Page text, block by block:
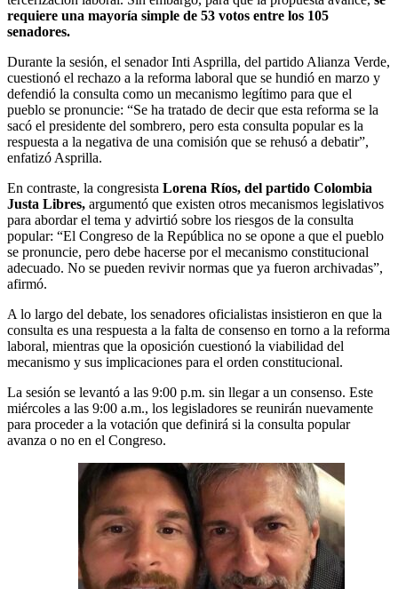
requiere una mayoría simple de 53 votos entre los 105
senadores.
Durante la sesión, el senador Inti Asprilla, del partido Alianza Verde,
cuestionó el rechazo a la reforma laboral que se hundió en marzo y
defendió la consulta como un mecanismo legítimo para que el
pueblo se pronuncie: “Se ha tratado de decir que esta reforma se la
sacó el presidente del sombrero, pero esta consulta popular es la
respuesta a la negativa de una comisión que se rehusó a debatir”,
enfatizó Asprilla.
En contraste, la congresista Lorena Ríos, del partido Colombia
Justa Libres, argumentó que existen otros mecanismos legislativos
para abordar el tema y advirtió sobre los riesgos de la consulta
popular: “El Congreso de la República no se opone a que el pueblo
se pronuncie, pero debe hacerse por el mecanismo constitucional
adecuado. No se pueden revivir normas que ya fueron archivadas”,
afirmó.
A lo largo del debate, los senadores oficialistas insistieron en que la
consulta es una respuesta a la falta de consenso en torno a la reforma
laboral, mientras que la oposición cuestionó la viabilidad del
mecanismo y sus implicaciones para el orden constitucional.
La sesión se levantó a las 9:00 p.m. sin llegar a un consenso. Este
miércoles a las 9:00 a.m., los legisladores se reunirán nuevamente
para proceder a la votación que definirá si la consulta popular
avanza o no en el Congreso.